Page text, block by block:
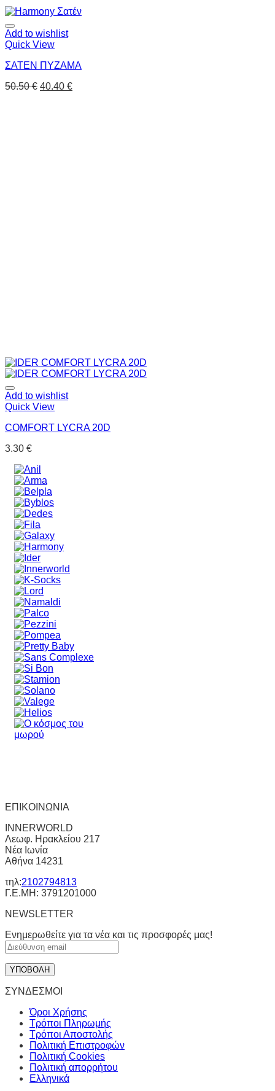
Add to wishlist
Quick View
ΣΑΤΕΝ ΠΥΖΑΜΑ
50.50€ 40.40 €
Add to wishlist
Quick View
COMFORT LYCRA 20D
3.30 €
ΕΠΙΚΟΙΝΩΝΙΑ
INNERWORLD
Λεωφ. Ηρακλείου 217
Νέα Ιωνία
Αθήνα 14231
τηλ:2102794813
Γ.Ε.ΜΗ: 3791201000
NEWSLETTER
Ενημερωθείτε για τα νέα και τις προσφορές μας!
ΣΥΝΔΕΣΜΟΙ
Όροι Χρήσης
Τρόποι Πληρωμής
Τρόποι Αποστολής
Πολιτική Επιστροφών
Πολιτική Cookies
Πολιτική απορρήτου
Ελληνικά